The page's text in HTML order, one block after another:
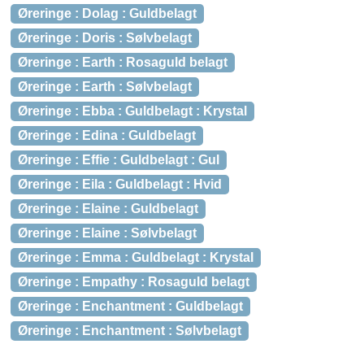
Øreringe : Dolag : Guldbelagt
Øreringe : Doris : Sølvbelagt
Øreringe : Earth : Rosaguld belagt
Øreringe : Earth : Sølvbelagt
Øreringe : Ebba : Guldbelagt : Krystal
Øreringe : Edina : Guldbelagt
Øreringe : Effie : Guldbelagt : Gul
Øreringe : Eila : Guldbelagt : Hvid
Øreringe : Elaine : Guldbelagt
Øreringe : Elaine : Sølvbelagt
Øreringe : Emma : Guldbelagt : Krystal
Øreringe : Empathy : Rosaguld belagt
Øreringe : Enchantment : Guldbelagt
Øreringe : Enchantment : Sølvbelagt